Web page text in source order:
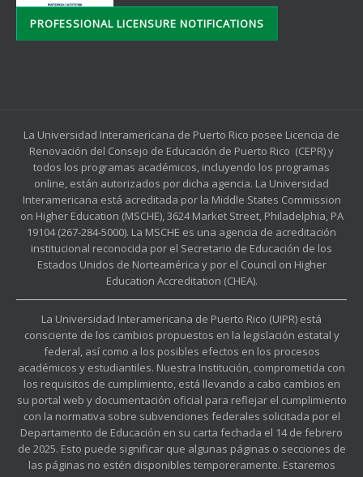
PROFESSIONAL LICENSURE NOTIFICATIONS
La Universidad Interamericana de Puerto Rico posee Licencia de
Renovación del Consejo de Educación de Puerto Rico (CEPR) y
todos los programas académicos, incluyendo los programas
online, están autorizados por dicha agencia. La Universidad
Interamericana está acreditada por la Middle States Commission
on Higher Education (MSCHE), 3624 Market Street, Philadelphia, PA
19104 (267-284-5000). La MSCHE es una agencia de acreditación
institucional reconocida por el Secretario de Educación de los
Estados Unidos de Norteamérica y por el Council on Higher
Education Accreditation (CHEA).
La Universidad Interamericana de Puerto Rico (UIPR) está
consciente de los cambios propuestos en la legislación estatal y
federal, así como a los posibles efectos en los procesos
académicos y estudiantiles. Nuestra Institución, comprometida con
los requisitos de cumplimiento, está llevando a cabo cambios en
su portal web y documentación oficial para reflejar el cumplimiento
con la normativa sobre subvenciones federales solicitada por el
Departamento de Educación en su carta fechada el 14 de febrero
de 2025. Esto puede significar que algunas páginas o secciones de
las páginas no estén disponibles temporeramente. Estaremos